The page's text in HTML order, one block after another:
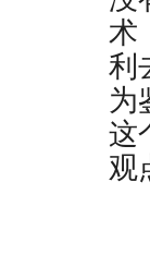
术
利
为
这
观